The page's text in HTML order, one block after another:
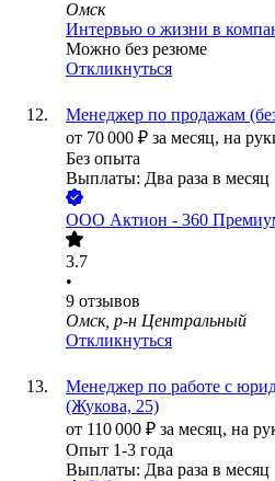
Омск
Интервью о жизни в
Можно без резюме
Откликнуться
Менеджер по продажам
от 70 000 ₽ за месяц, на
Без опыта
Выплаты: Два раза в месяц
ООО Актион - 360
3.7
•
9 отзывов
Омск, р-н Центральный
Откликнуться
Менеджер по работе с
(Жукова, 25)
от 110 000 ₽ за месяц, на
Опыт 1-3 года
Выплаты: Два раза в месяц